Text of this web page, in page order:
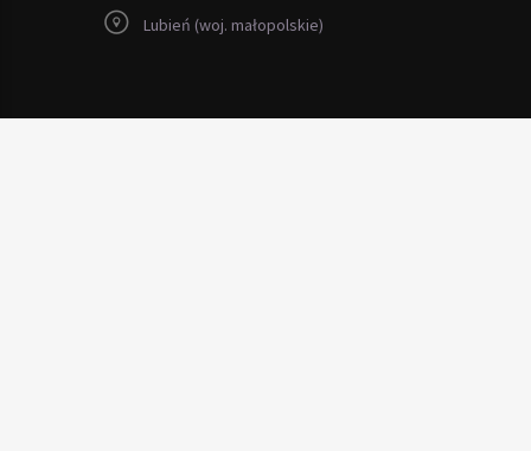
Lubień (woj. małopolskie)